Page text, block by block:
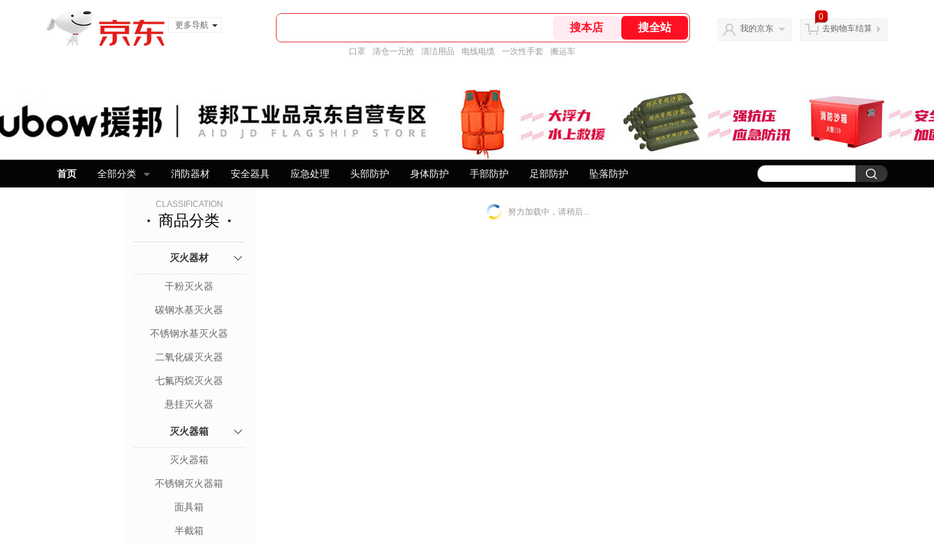
更多导航
口罩 清仓一元抢 清洁用品 电线电缆 一次性手套 搬运车
我的京东
0
去购物车结算
首页 全部分类 消防器材 安全器具 应急处理 头部防护 身体防护 手部防护 足部防护 坠落防护
CLASSIFICATION
商品分类
灭火器材
干粉灭火器
碳钢水基灭火器
不锈钢水基灭火器
二氧化碳灭火器
七氟丙烷灭火器
悬挂灭火器
灭火器箱
灭火器箱
不锈钢灭火器箱
面具箱
半截箱
努力加载中，请稍后...